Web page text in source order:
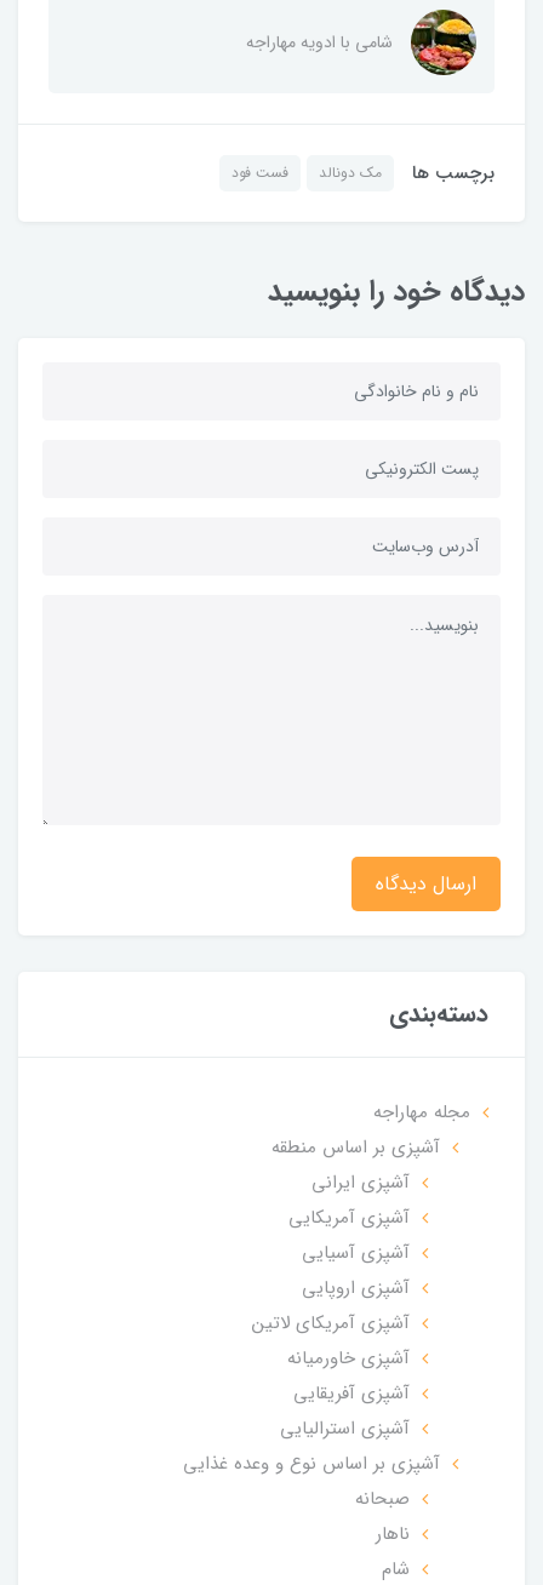
شامی با ادویه مهاراجه
برچسب ها مک دونالد فست فود
دیدگاه خود را بنویسید
ارسال دیدگاه
دسته‌بندی
مجله مهاراجه
آشپزی بر اساس منطقه
آشپزی ایرانی
آشپزی آمریکایی
آشپزی آسیایی
آشپزی اروپایی
آشپزی آمریکای لاتین
آشپزی خاورمیانه
آشپزی آفریقایی
آشپزی استرالیایی
آشپزی بر اساس نوع و وعده غذایی
صبحانه
ناهار
شام